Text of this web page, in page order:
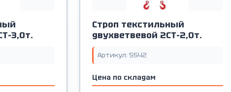
3,0т.
Строп текстильный
двухветвевой 2СТ-2,0т.
Артикул: 5542
Цена по складам